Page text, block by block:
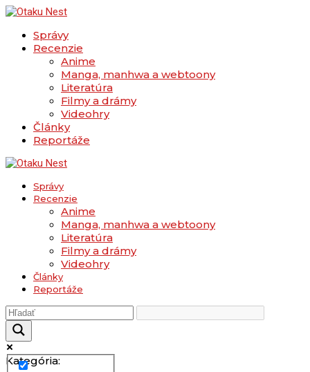
Správy
Recenzie
Anime
Manga, manhwa a webtoony
Literatúra
Filmy a drámy
Videohry
Články
Reportáže
Správy
Recenzie
Anime
Manga, manhwa a webtoony
Literatúra
Filmy a drámy
Videohry
Články
Reportáže
Kategória: